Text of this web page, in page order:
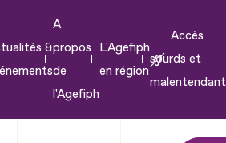
&
A
propos
de
l'Agefiph
L'Agefiph
en région
Accès
sourds et